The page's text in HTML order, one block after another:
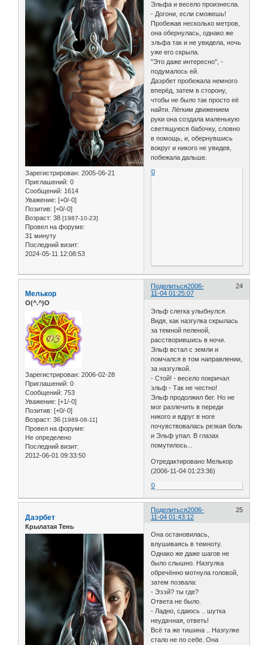
Зарегистрирован: 2005-06-21
Приглашений: 0
Сообщений: 1614
Уважение: [+0/-0]
Позитив: [+0/-0]
Возраст: 38 [1987-10-23]
Провел на форуме:
31 минуту
Последний визит:
2024-05-11 12:08:53
Эльфа и весело произнесла.
- Догони, если сможешь!
Пробежав несколько метров,
она обернулась, однако же
эльфа так и не увидела, ночь
уже его скрыла.
"Это даже интересно", -
подумалось ей.
Даэрбет пробежала немного
вперёд, затем в сторону,
чтобы не было так просто её
найти. Лёгким движением
руки она создала маленькую
светящуюся бабочку, словно
в помощь, и, обернувшись
вокруг и никого не увидев,
побежала дальше.
0
Поделиться 24
2006-
11-04 01:25:07
Мелькор
O(^.^)O
Зарегистрирован: 2006-02-28
Приглашений: 0
Сообщений: 753
Уважение: [+1/-0]
Позитив: [+0/-0]
Возраст: 36 [1989-08-11]
Провел на форуме:
Не определено
Последний визит:
2012-06-01 09:33:50
Эльф слегка улыбнулся.
Видя, как назгулка скрылась
за темной пеленой,
расстворившись в ночи.
Эльф встал с земли и
помчался в том направлении,
за назгулкой.
- Стой! - весело покричал
эльф - Так не честно!
Эльф продолжил бег. Но не
мог разлечить в переди
никого и вдруг в ноге
почувствовалась резкая боль
и Эльф упал. В глазах
помутилось...
Отредактировано Мелькор
(2006-11-04 01:23:36)
0
Поделиться 25
2006-
11-04 01:43:12
Даэрбет
Крылатая Тень
Она остановилась,
влушиваясь в темноту.
Однако же даже шагов не
было слышно. Назгулка
обречённо мотнула головой,
затем позвала:
- Эээй? ты где?
Ответа не было.
- Ладно, сдаюсь .. шутка
неудачная, ответь!
Всё та же тишина .. Назгулке
стало не по себе. Она